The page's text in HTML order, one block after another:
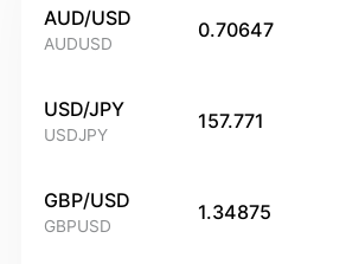
AUD/USD
AUDUSD
0.70647
USD/JPY
USDJPY
157.771
GBP/USD
GBPUSD
1.34875